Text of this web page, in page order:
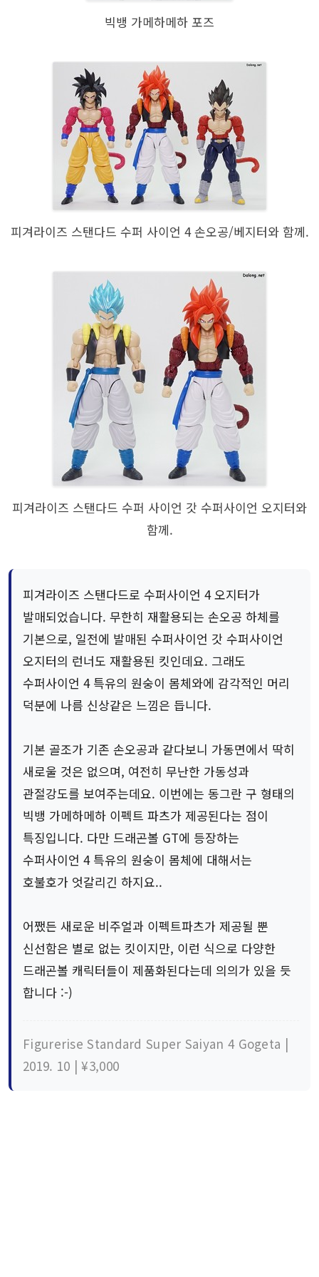
빅뱅 가메하메하 포즈
피겨라이즈 스탠다드 수퍼 사이언 4 손오공/베지터와 함께.
피겨라이즈 스탠다드 수퍼 사이언 갓 수퍼사이언 오지터와
함께.
피겨라이즈 스탠다드로 수퍼사이언 4 오지터가
발매되었습니다. 무한히 재활용되는 손오공 하체를
기본으로, 일전에 발매된 수퍼사이언 갓 수퍼사이언
오지터의 런너도 재활용된 킷인데요. 그래도
수퍼사이언 4 특유의 원숭이 몸체와에 감각적인 머리
덕분에 나름 신상같은 느낌은 듭니다.
기본 골조가 기존 손오공과 같다보니 가동면에서 딱히
새로울 것은 없으며, 여전히 무난한 가동성과
관절강도를 보여주는데요. 이번에는 동그란 구 형태의
빅뱅 가메하메하 이펙트 파츠가 제공된다는 점이
특징입니다. 다만 드래곤볼 GT에 등장하는
수퍼사이언 4 특유의 원숭이 몸체에 대해서는
호불호가 엇갈리긴 하지요..
어쨌든 새로운 비주얼과 이펙트파츠가 제공될 뿐
신선함은 별로 없는 킷이지만, 이런 식으로 다양한
드래곤볼 캐릭터들이 제품화된다는데 의의가 있을 듯
합니다 :-)
Figurerise Standard Super Saiyan 4 Gogeta |
2019. 10 | ¥3,000